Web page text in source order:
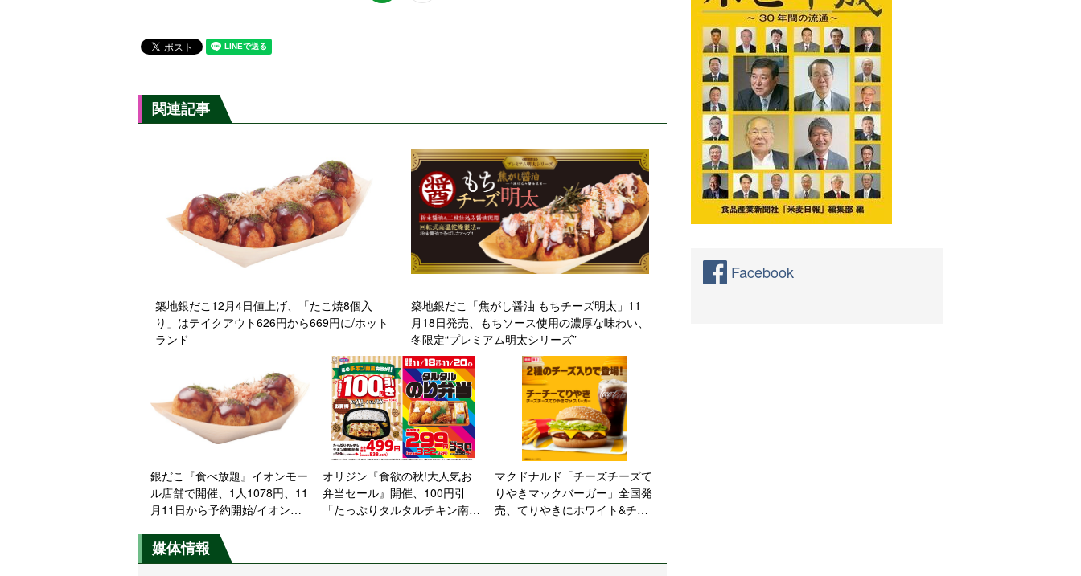
関連記事
築地銀だこ12月4日値上げ、「たこ焼8個入
り」はテイクアウト626円から669円に/ホット
ランド
築地銀だこ「焦がし醤油 もちチーズ明太」11
月18日発売、もちソース使用の濃厚な味わい、
冬限定“プレミアム明太シリーズ”
銀だこ『食べ放題』イオンモー
ル店舗で開催、1人1078円、11
月11日から予約開始/イオンブ
オリジン『食欲の秋!大人気お
弁当セール』開催、100円引
「たっぷりタルタルチキン南蛮
マクドナルド「チーズチーズて
りやきマックバーガー」全国発
売、てりやきにホワイト&チェ
媒体情報
Facebook